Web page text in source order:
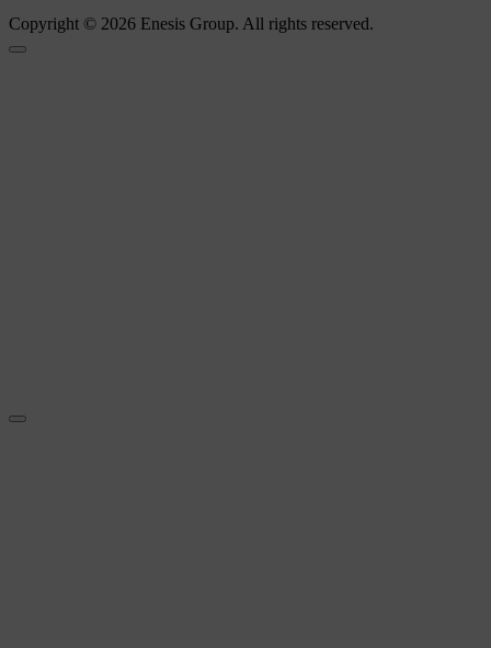
Copyright © 2026 Enesis Group. All rights reserved.